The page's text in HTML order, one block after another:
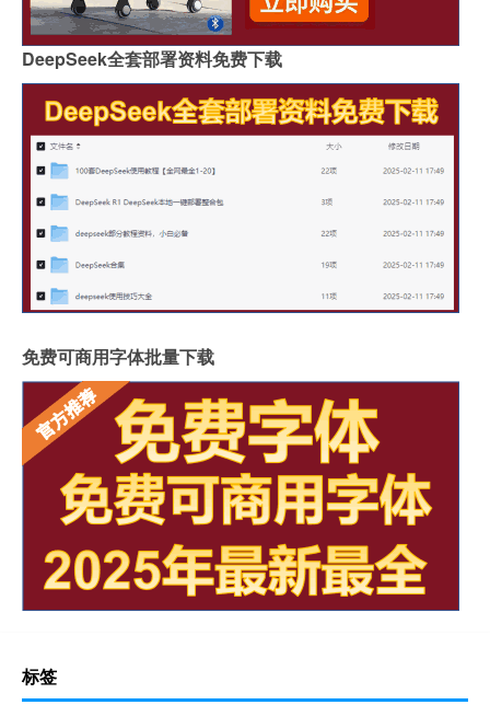
DeepSeek全套部署资料免费下载
免费可商用字体批量下载
标签